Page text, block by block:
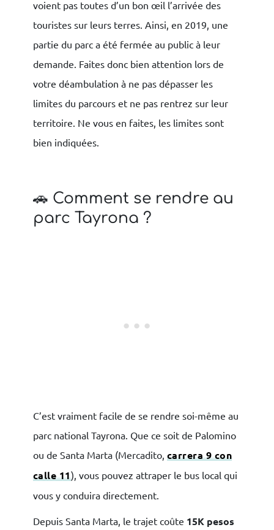
voient pas toutes d’un bon œil l’arrivée des
touristes sur leurs terres. Ainsi, en 2019, une
partie du parc a été fermée au public à leur
demande. Faites donc bien attention lors de
votre déambulation à ne pas dépasser les
limites du parcours et ne pas rentrez sur leur
territoire. Ne vous en faites, les limites sont
bien indiquées.
🚗 Comment se rendre au
parc Tayrona ?
C’est vraiment facile de se rendre soi-même au
parc national Tayrona. Que ce soit de Palomino
ou de Santa Marta (Mercadito, carrera 9 con
calle 11), vous pouvez attraper le bus local qui
vous y conduira directement.
Depuis Santa Marta, le trajet coûte 15K pesos